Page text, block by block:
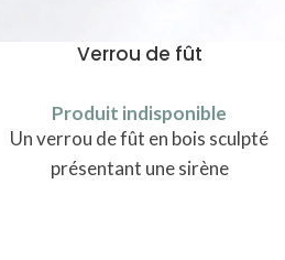
Verrou de fût
Produit indisponible
Un verrou de fût en bois sculpté
présentant une sirène